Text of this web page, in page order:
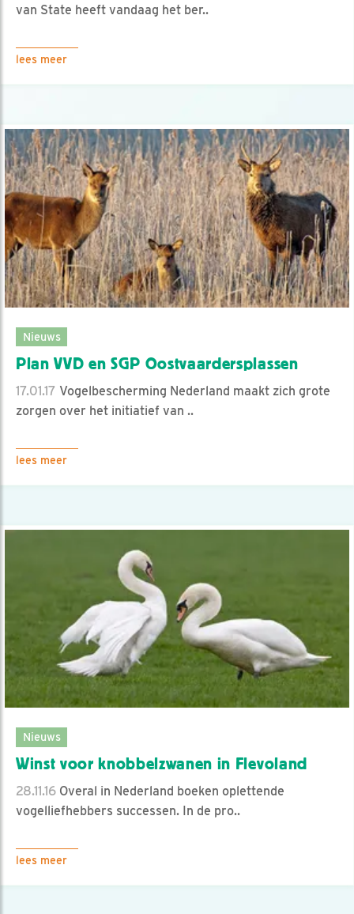
van State heeft vandaag het ber..
lees meer
Nieuws
Plan VVD en SGP Oostvaardersplassen
17.01.17 Vogelbescherming Nederland maakt zich grote
zorgen over het initiatief van ..
lees meer
Nieuws
Winst voor knobbelzwanen in Flevoland
28.11.16 Overal in Nederland boeken oplettende
vogelliefhebbers successen. In de pro..
lees meer